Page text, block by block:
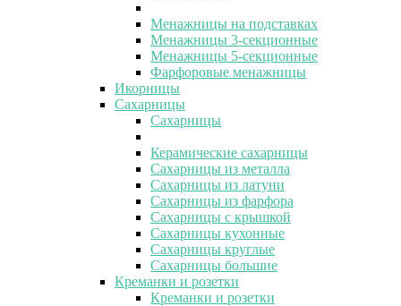
Менажницы на подставках
Менажницы 3-секционные
Менажницы 5-секционные
Фарфоровые менажницы
Икорницы
Сахарницы
Сахарницы
Керамические сахарницы
Сахарницы из металла
Сахарницы из латуни
Сахарницы из фарфора
Сахарницы с крышкой
Сахарницы кухонные
Сахарницы круглые
Сахарницы большие
Креманки и розетки
Креманки и розетки